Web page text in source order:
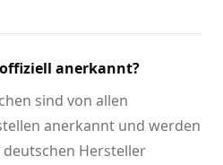
anerkannt?
sind von allen
anerkannt und werden
Hersteller